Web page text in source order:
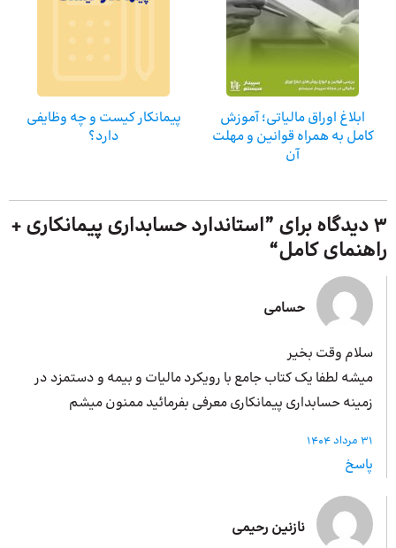
ابلاغ اوراق مالیاتی؛ آموزش
کامل به همراه قوانین و مهلت
آن
پیمانکار کیست و چه وظایفی
دارد؟
3 دیدگاه برای ”
استاندارد حسابداری پیمانکاری +
راهنمای کامل“
حسامی
سلام وقت بخیر
میشه لطفا یک کتاب جامع با رویکرد مالیات و بیمه و دستمزد در
زمینه حسابداری پیمانکاری معرفی بفرمائید ممنون میشم
31 مرداد 1404
پاسخ
نازنین رحیمی